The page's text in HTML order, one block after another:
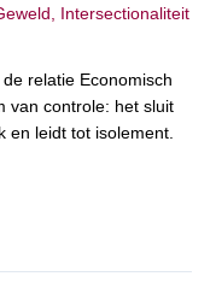
Intersectionaliteit
relatie Economisch
van controle: het sluit
en leidt tot isolement.